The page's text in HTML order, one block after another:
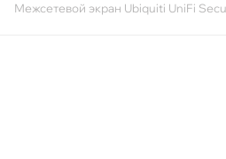
Межсетевой экран Ubiquiti UniFi